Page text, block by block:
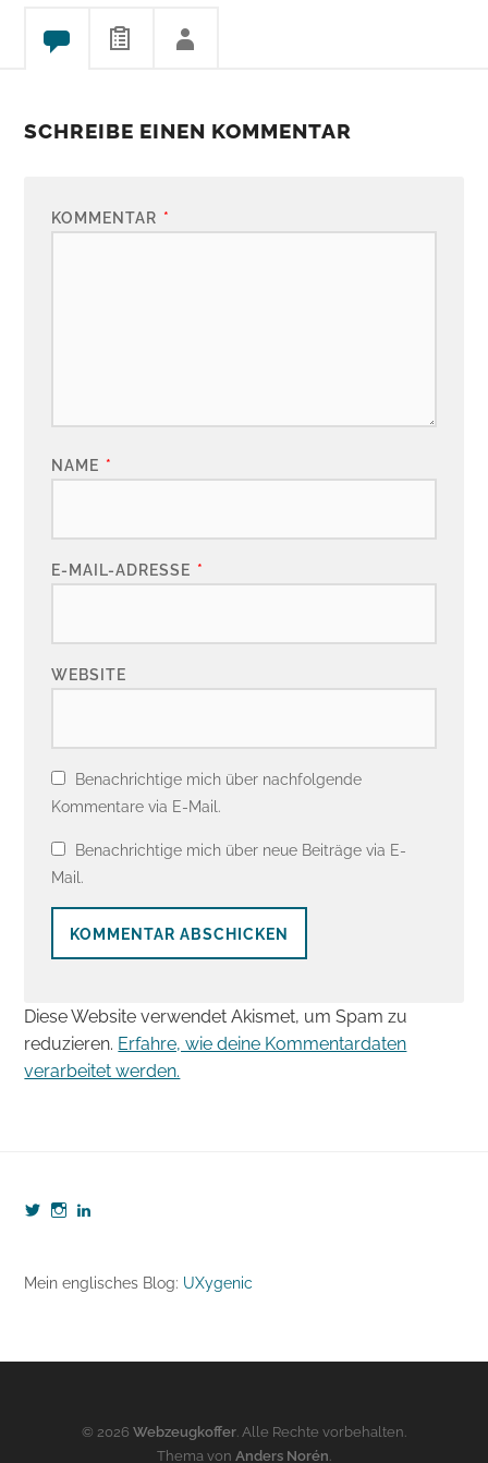
SCHREIBE EINEN KOMMENTAR
KOMMENTAR *
NAME *
E-MAIL-ADRESSE *
WEBSITE
Benachrichtige mich über nachfolgende
Kommentare via E-Mail.
Benachrichtige mich über neue Beiträge via E-
Mail.
Diese Website verwendet Akismet, um Spam zu
reduzieren. Erfahre, wie deine Kommentardaten
verarbeitet werden.
Profil
Twitter
anzeigen
Profil
Instagram
anzeigen
8190b5b7
Mein englisches Blog: UXygenic
© 2026 Webzeugkoffer . Alle Rechte vorbehalten.
Thema von Anders Norén